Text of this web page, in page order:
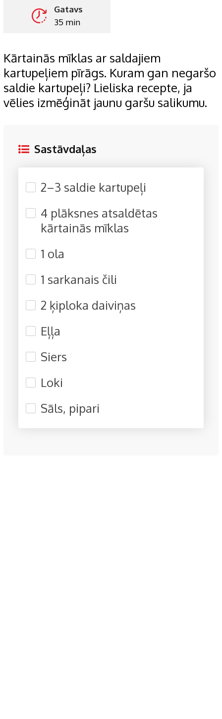
Gatavs
35 min
Kārtainās mīklas ar saldajiem
kartupeļiem pīrāgs. Kuram gan negaršo
saldie kartupeļi? Lieliska recepte, ja
vēlies izmēģināt jaunu garšu salikumu.
Sastāvdaļas
2–3 saldie kartupeļi
4 plāksnes atsaldētas
kārtainās mīklas
1 ola
1 sarkanais čili
2 ķiploka daiviņas
Eļļa
Siers
Loki
Sāls, pipari